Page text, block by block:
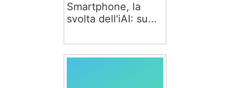
Smartphone, la
svolta dell'iAI: su...